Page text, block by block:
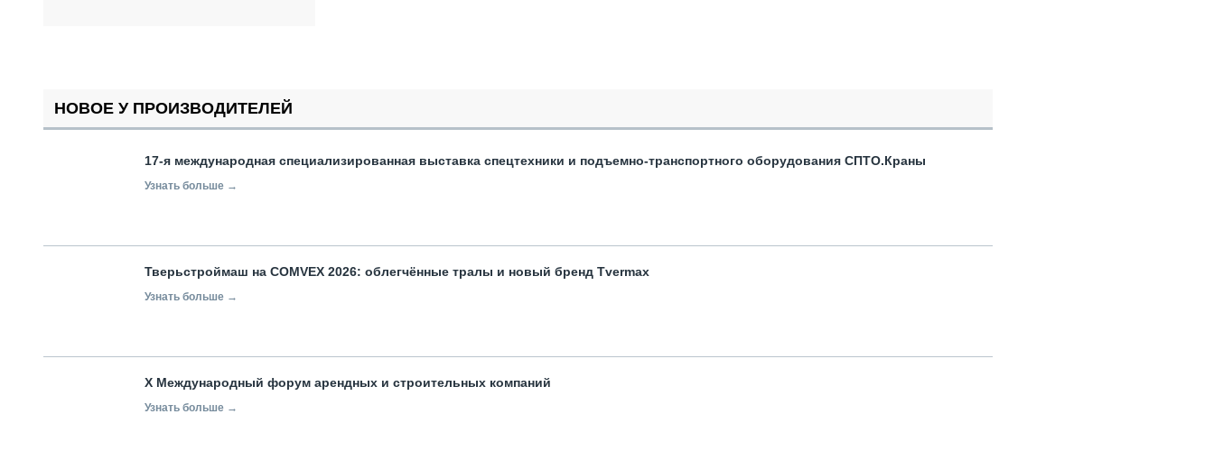
НОВОЕ У ПРОИЗВОДИТЕЛЕЙ
17-я международная специализированная выставка спецтехники и подъемно-транспортного оборудования СПТО.Краны
Узнать больше →
Тверьстроймаш на COMVEX 2026: облегчённые тралы и новый бренд Tvermax
Узнать больше →
X Международный форум арендных и строительных компаний
Узнать больше →